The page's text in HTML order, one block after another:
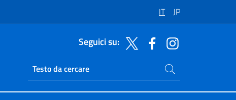
IT JP
Seguici su:
Ricerca sito live
Cerca nel sito